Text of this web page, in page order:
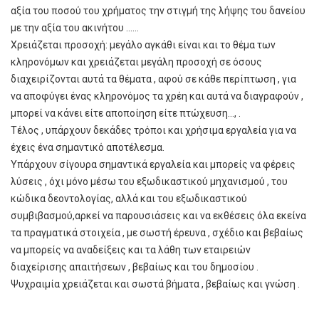
αξία του ποσού του χρήματος την στιγμή της λήψης του δανείου
με την αξία του ακινήτου …...
Χρειάζεται προσοχή: μεγάλο αγκάθι είναι και το θέμα των
κληρονόμων και χρειάζεται μεγάλη προσοχή σε όσους
διαχειρίζονται αυτά τα θέματα , αφού σε κάθε περίπτωση , για
να αποφύγει ένας κληρονόμος τα χρέη και αυτά να διαγραφούν ,
μπορεί να κάνει είτε αποποίηση είτε πτώχευση…, .
Τέλος , υπάρχουν δεκάδες τρόποι και χρήσιμα εργαλεία για να
έχεις ένα σημαντικό αποτέλεσμα.
Υπάρχουν σίγουρα σημαντικά εργαλεία και μπορείς να φέρεις
λύσεις , όχι μόνο μέσω του εξωδικαστικού μηχανισμού , του
κώδικα δεοντολογίας, αλλά και του εξωδικαστικού
συμβιβασμού,αρκεί να παρουσιάσεις και να εκθέσεις όλα εκείνα
τα πραγματικά στοιχεία , με σωστή έρευνα , σχέδιο και βεβαίως
να μπορείς να αναδείξεις και τα λάθη των εταιρειών
διαχείρισης απαιτήσεων , βεβαίως και του δημοσίου .
Ψυχραιμία χρειάζεται και σωστά βήματα , βεβαίως και γνώση .